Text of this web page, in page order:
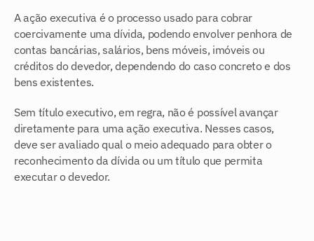
A ação executiva é o processo usado para cobrar
coercivamente uma dívida, podendo envolver penhora de
contas bancárias, salários, bens móveis, imóveis ou
créditos do devedor, dependendo do caso concreto e dos
bens existentes.
Sem título executivo, em regra, não é possível avançar
diretamente para uma ação executiva. Nesses casos,
deve ser avaliado qual o meio adequado para obter o
reconhecimento da dívida ou um título que permita
executar o devedor.